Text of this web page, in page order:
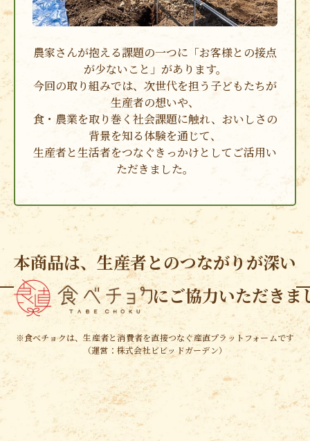
農家さんが抱える課題の一つに 「お客様との接点
が少ないこと」 があります。
今回の取り組みでは、次世代を担う 子どもたちが
生産者の想いや、
食・農業を取り巻く社会課題に触れ、おいしさの
背景を知る体験を通じて、
生産者と生活者をつなぐきっかけとしてご活用い
ただきました。
本商品は、 生産者とのつながりが深い
にご協力いただきま
※食べチョクは、生産者と消費者を直接つなぐ産直プラットフォームです
（運営：株式会社ビビッドガーデン）